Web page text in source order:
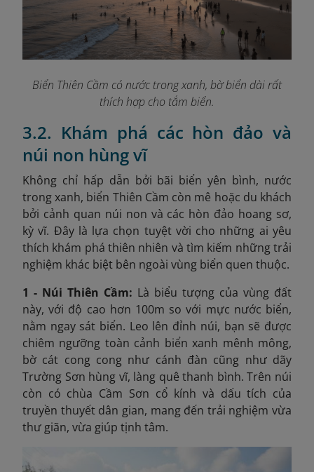
Biển Thiên Cầm có nước trong xanh, bờ biển dài rất
thích hợp cho tắm biển.
3.2. Khám phá các hòn đảo và
núi non hùng vĩ
Không chỉ hấp dẫn bởi bãi biển yên bình, nước
trong xanh, biển Thiên Cầm còn mê hoặc du khách
bởi cảnh quan núi non và các hòn đảo hoang sơ,
kỳ vĩ. Đây là lựa chọn tuyệt vời cho những ai yêu
thích khám phá thiên nhiên và tìm kiếm những trải
nghiệm khác biệt bên ngoài vùng biển quen thuộc.
1 - Núi Thiên Cầm: Là biểu tượng của vùng đất
này, với độ cao hơn 100m so với mực nước biển,
nằm ngay sát biển. Leo lên đỉnh núi, bạn sẽ được
chiêm ngưỡng toàn cảnh biển xanh mênh mông,
bờ cát cong cong như cánh đàn cũng như dãy
Trường Sơn hùng vĩ, làng quê thanh bình. Trên núi
còn có chùa Cầm Sơn cổ kính và dấu tích của
truyền thuyết dân gian, mang đến trải nghiệm vừa
thư giãn, vừa giúp tịnh tâm.